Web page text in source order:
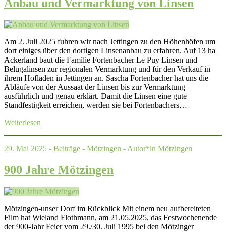
Anbau und Vermarktung von Linsen
Am 2. Juli 2025 fuhren wir nach Jettingen zu den Höhenhöfen um
dort einiges über den dortigen Linsenanbau zu erfahren. Auf 13 ha
Ackerland baut die Familie Fortenbacher Le Puy Linsen und
Belugalinsen zur regionalen Vermarktung und für den Verkauf in
ihrem Hofladen in Jettingen an. Sascha Fortenbacher hat uns die
Abläufe von der Aussaat der Linsen bis zur Vermarktung
ausführlich und genau erklärt. Damit die Linsen eine gute
Standfestigkeit erreichen, werden sie bei Fortenbachers…
Weiterlesen
29. Mai 2025 - Beiträge - Mötzingen - Autor*in Mötzingen
900 Jahre Mötzingen
Mötzingen-unser Dorf im Rückblick Mit einem neu aufbereiteten
Film hat Wieland Flothmann, am 21.05.2025, das Festwochenende
der 900-Jahr Feier vom 29./30. Juli 1995 bei den Mötzinger